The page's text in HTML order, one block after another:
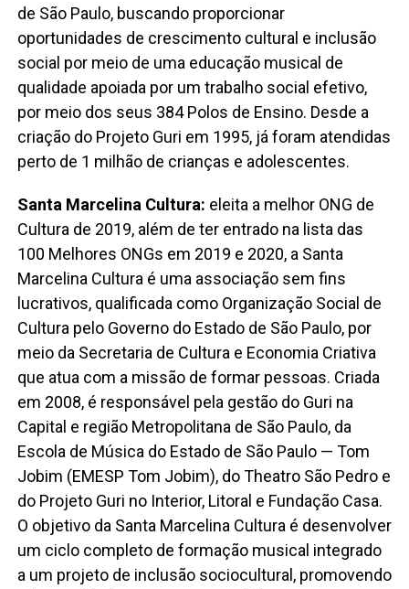
de São Paulo, buscando proporcionar
oportunidades de crescimento cultural e inclusão
social por meio de uma educação musical de
qualidade apoiada por um trabalho social efetivo,
por meio dos seus 384 Polos de Ensino. Desde a
criação do Projeto Guri em 1995, já foram atendidas
perto de 1 milhão de crianças e adolescentes.
Santa Marcelina Cultura: eleita a melhor ONG de
Cultura de 2019, além de ter entrado na lista das
100 Melhores ONGs em 2019 e 2020, a Santa
Marcelina Cultura é uma associação sem fins
lucrativos, qualificada como Organização Social de
Cultura pelo Governo do Estado de São Paulo, por
meio da Secretaria de Cultura e Economia Criativa
que atua com a missão de formar pessoas. Criada
em 2008, é responsável pela gestão do Guri na
Capital e região Metropolitana de São Paulo, da
Escola de Música do Estado de São Paulo — Tom
Jobim (EMESP Tom Jobim), do Theatro São Pedro e
do Projeto Guri no Interior, Litoral e Fundação Casa.
O objetivo da Santa Marcelina Cultura é desenvolver
um ciclo completo de formação musical integrado
a um projeto de inclusão sociocultural, promovendo